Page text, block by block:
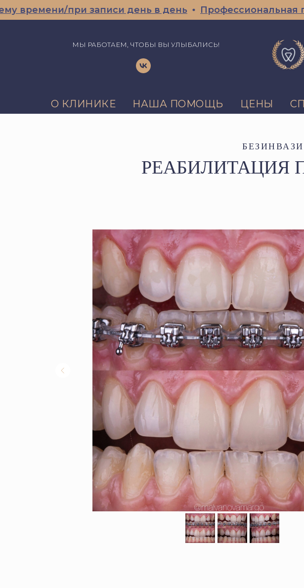
при записи день в день Профессиональная гигиена
МЫ РАБОТАЕМ, ЧТОБЫ ВЫ УЛЫБАЛИСЬ!
О КЛИНИКЕ НАША ПОМОЩЬ ЦЕНЫ
РЕАБИЛИТАЦИЯ